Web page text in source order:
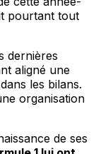
pourtant tout
dernières
aligné une
les bilans.
organisation
de ses